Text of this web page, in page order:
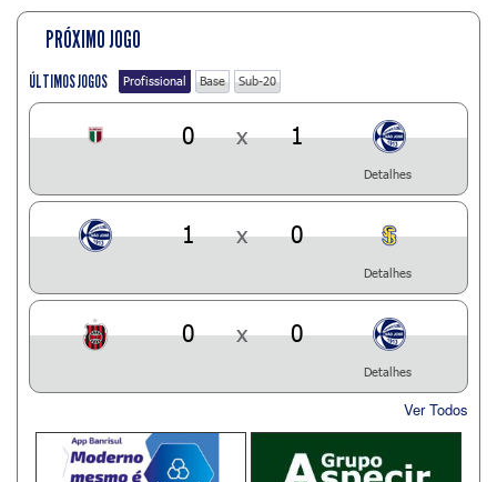
PRÓXIMO JOGO
ÚLTIMOS JOGOS Profissional Base Sub-20
0 x 1
Detalhes
1 x 0
Detalhes
0 x 0
Detalhes
Ver Todos